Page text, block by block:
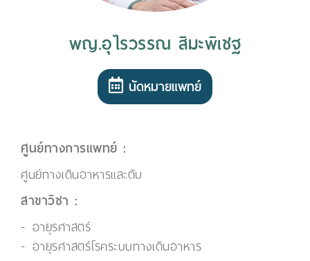
พญ.อุไรวรรณ สิมะพิเชฐ
นัดหมายแพทย์
ศูนย์ทางการแพทย์ :
ศูนย์ทางเดินอาหารและตับ
สาขาวิชา :
อายุรศาสตร์
อายุรศาสตร์โรคระบบทางเดินอาหาร